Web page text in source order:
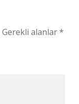
Gerekli alanlar*